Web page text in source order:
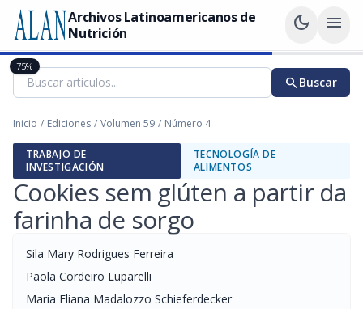
Archivos Latinoamericanos de
Nutrición
dark_mode menu
searchBuscar
Inicio / Ediciones / Volumen 59 / Número 4
TRABAJO DE
INVESTIGACIÓN
TECNOLOGÍA DE
ALIMENTOS
Cookies sem glúten a partir da
farinha de sorgo
Sila Mary Rodrigues Ferreira
Paola Cordeiro Luparelli
Maria Eliana Madalozzo Schieferdecker
75%